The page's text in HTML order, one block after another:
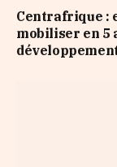
Centrafrique :
mobiliser en 5